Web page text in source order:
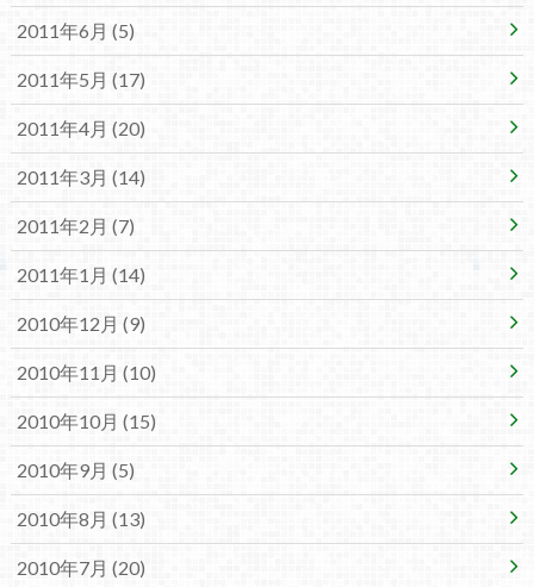
2011年6月 (5)
2011年5月 (17)
2011年4月 (20)
2011年3月 (14)
2011年2月 (7)
2011年1月 (14)
2010年12月 (9)
2010年11月 (10)
2010年10月 (15)
2010年9月 (5)
2010年8月 (13)
2010年7月 (20)